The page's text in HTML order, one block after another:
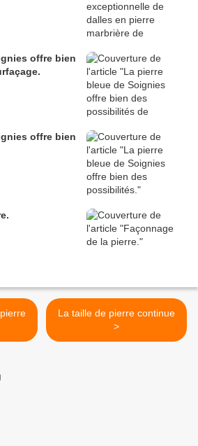
offre bien
offre bien
La taille de pierre continue
>